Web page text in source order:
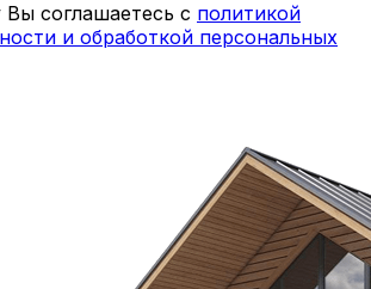
соглашаетесь с политикой
и обработкой персональных